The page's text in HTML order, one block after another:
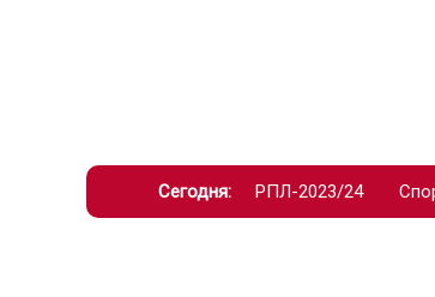
Сегодня: РПЛ-2023/24